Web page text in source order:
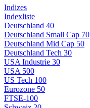
Indizes
Indexliste
Deutschland 40
Deutschland Small Cap 70
Deutschland Mid Cap 50
Deutschland Tech 30
USA Industrie 30
USA 500
US Tech 100
Eurozone 50
FTSE-100